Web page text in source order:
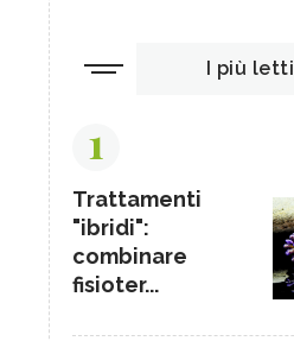
I più letti
1
Trattamenti
"ibridi":
combinare
fisioter...